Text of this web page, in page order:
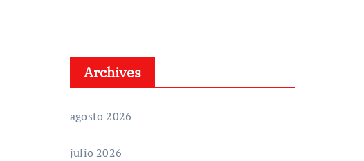
Archives
agosto 2026
julio 2026